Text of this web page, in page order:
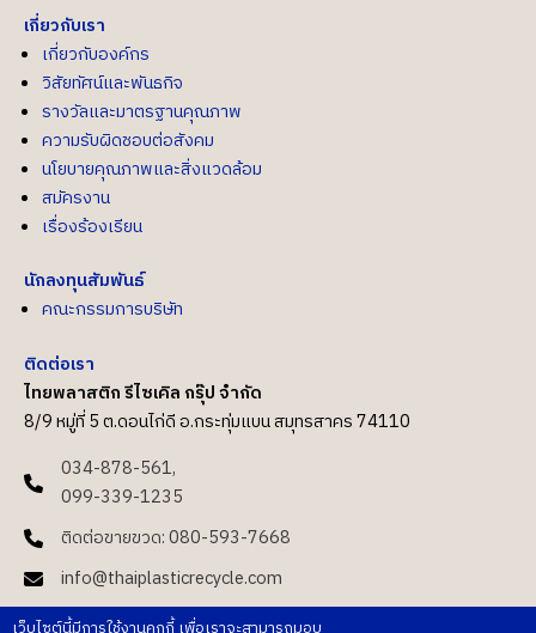
เกี่ยวกับเรา
เกี่ยวกับองค์กร
วิสัยทัศน์และพันธกิจ
รางวัลและมาตรฐานคุณภาพ
ความรับผิดชอบต่อสังคม
นโยบายคุณภาพและสิ่งแวดล้อม
สมัครงาน
เรื่องร้องเรียน
นักลงทุนสัมพันธ์
คณะกรรมการบริษัท
ติดต่อเรา
ไทยพลาสติก รีไซเคิล กรุ๊ป จำกัด
8/9 หมู่ที่ 5 ต.ดอนไก่ดี อ.กระทุ่มแบน สมุทรสาคร 74110
034-878-561,
099-339-1235
ติดต่อขายขวด: 080-593-7668
info@thaiplasticrecycle.com
ติดต่อ Sale:0993391235